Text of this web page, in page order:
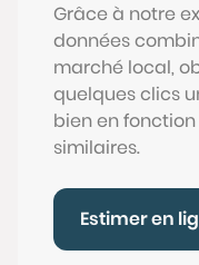
Grâce à notre
données
marché local,
quelques clics
bien en
similaires.
Estimer en